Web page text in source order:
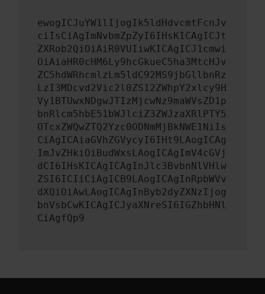
ewogICJuYW1lIjogIk5ldHdvcmtFcnJv
ciIsCiAgImNvbmZpZyI6IHsKICAgICJt
ZXRob2QiOiAiR0VUIiwKICAgICJ1cmwi
OiAiaHR0cHM6Ly9hcGkueC5ha3MtcHJv
ZC5hdWRhcmlzLm5ldC92MS9jbGllbnRz
LzI3MDcvd2Vic2l0ZS12ZWhpY2xlcy9H
Vy1BTUwxNDgwJTIzMjcwNz9maWVsZD1p
bnRlcm5hbE51bWJlciZ3ZWJzaXRlPTY5
OTcxZWQwZTQ2Yzc0ODNmMjBkNWE1NiIs
CiAgICAiaGVhZGVycyI6IHt9LAogICAg
ImJvZHkiOiBudWxsLAogICAgImV4cGVj
dCI6IHsKICAgICAgInJlc3BvbnNlVHlw
ZSI6ICIiCiAgICB9LAogICAgInRpbWVv
dXQiOiAwLAogICAgInByb2dyZXNzIjog
bnVsbCwKICAgICJyaXNreSI6IGZhbHNl
CiAgfQp9